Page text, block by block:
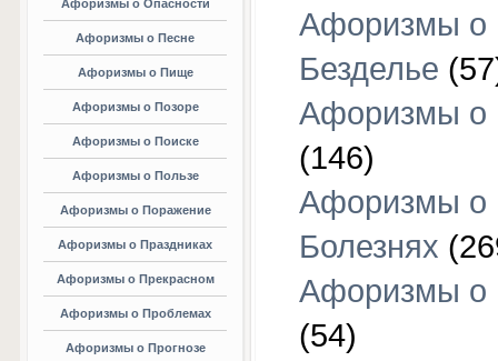
Афоризмы о Опасности
Афоризмы о Песне
Афоризмы о Пище
Афоризмы о Позоре
Афоризмы о Поиске
Афоризмы о Пользе
Афоризмы о Поражение
Афоризмы о Праздниках
Афоризмы о Прекрасном
Афоризмы о Проблемах
Афоризмы о Прогнозе
Афоризмы о
Безделье
Афоризмы о
(146)
Афоризмы о
Болезнях
Афоризмы о
(54)